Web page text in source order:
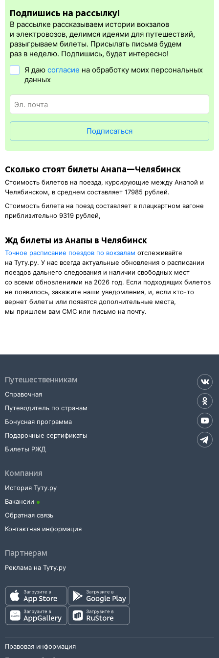
поезда штрафы РЖД существенно увеличиваются.
в момент оплаты. Для посадки в вагон поезда нужна
электронная регистрация.
Электронная регистрацияпроизводитсясразупосле оплаты
билета.Электронная регистрация— это опция, которая
упрощает жизнь пассажиру. Её бонус в том, что не обязательно
регистрация доступна почти для всех заказов,исключение
составляют поезда
в электронном ж/д билете. А в случае отсутствия электронной
регистрации еще и распечатка посадочного купона.
Подпишись на рассылку!
В рассылке рассказываем истории вокзалов
и электровозов, делимся идеями для путешествий,
разыгрываем билеты. Присылать письма будем
раз в неделю. Подпишись, будет интересно!
Я даю согласие на обработку моих персональных
данных
Подписаться
Сколько стоят билеты Анапа—Челябинск
Стоимость билетов на поезда, курсирующие между Анапой и
Челябинском, в среднем составляет 17985 рублей.
Стоимость билета на поезд составляет в плацкартном вагоне
приблизительно 9319 рублей,
Жд билеты из Анапы в Челябинск
Точное расписание поездов по вокзалам отслеживайте
на Туту.ру. У нас всегда актуальные обновления о расписании
поездов дальнего следования и наличии свободных мест
со всеми обновлениями на 2026 год. Если подходящих билетов
не появилось, закажите наши уведомления, и, если кто-то
вернет билеты или появятся дополнительные места,
мы пришлем вам СМС или письмо на почту.
Путешественникам
Справочная
Путеводитель по странам
Бонусная программа
Подарочные сертификаты
Билеты РЖД
Компания
История Туту.ру
Вакансии
Обратная связь
Контактная информация
Партнерам
Реклама на Туту.ру
Правовая информация